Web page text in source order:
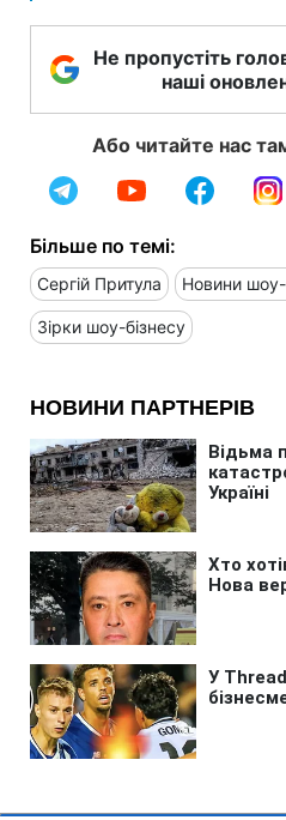
Не пропустіть
наші
Або читайте нас
Більше по темі:
Сергій Притула Новини шоу-
Зірки шоу-бізнесу